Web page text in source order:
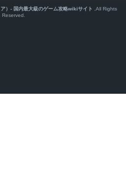
）- 国内最大級のゲーム攻略wikiサイト
,All Rights
Reserved.